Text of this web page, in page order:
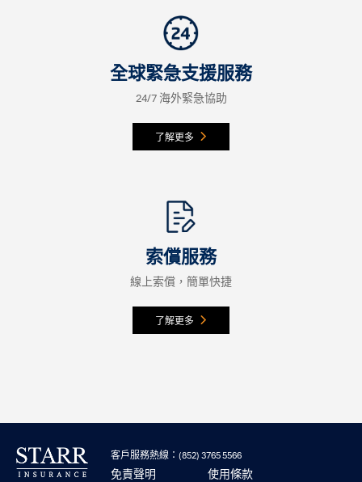
全球緊急支援服務
24/7 海外緊急協助
了解更多
索償服務
線上索償，簡單快捷
了解更多
客戶服務熱線：(852) 3765 5566
免責聲明
使用條款